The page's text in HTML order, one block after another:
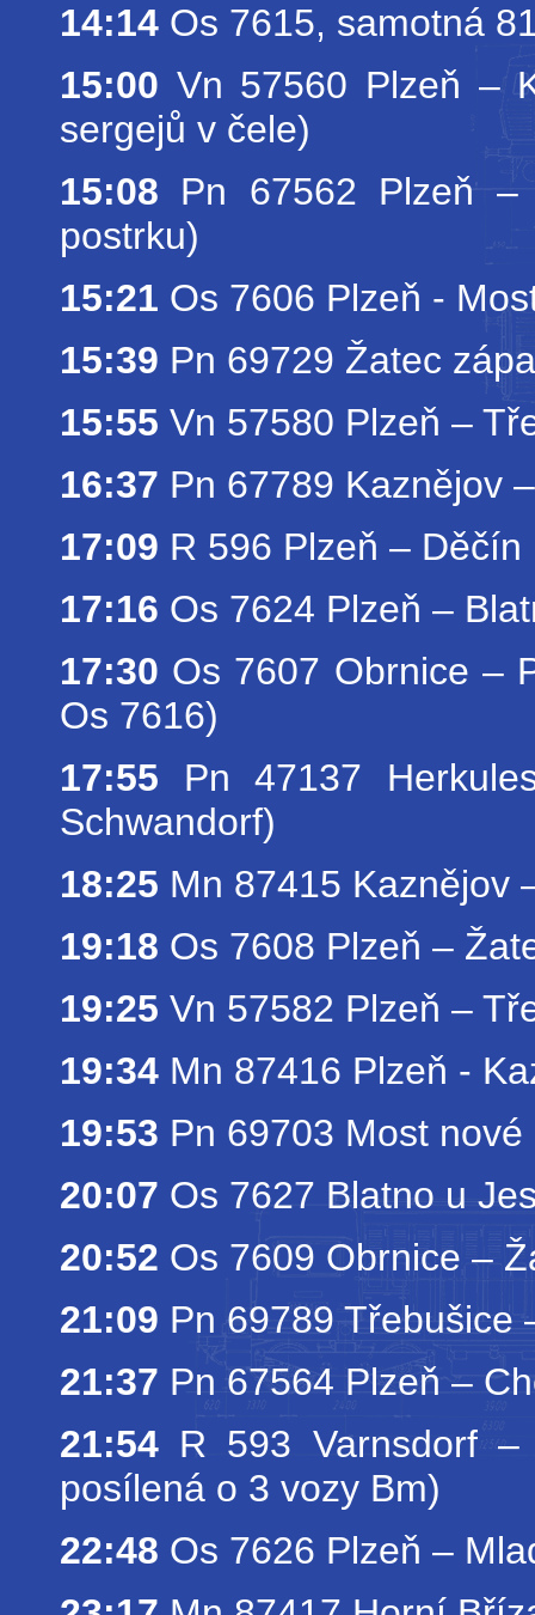
14:14 Os 7615, samotná
15:00 Vn 57560 Plzeň –
sergejů v čele)
15:08 Pn 67562 Plzeň –
postrku)
15:21 Os 7606 Plzeň -
15:39 Pn 69729 Žatec
15:55 Vn 57580 Plzeň –
16:37 Pn 67789 Kaznějov
17:09 R 596 Plzeň –
17:16 Os 7624 Plzeň –
17:30 Os 7607 Obrnice –
Os 7616)
17:55 Pn 47137
Schwandorf)
18:25 Mn 87415 Kaznějov
19:18 Os 7608 Plzeň –
19:25 Vn 57582 Plzeň –
19:34 Mn 87416 Plzeň -
19:53 Pn 69703 Most
20:07 Os 7627 Blatno u
20:52 Os 7609 Obrnice –
21:09 Pn 69789 Třebušice
21:37 Pn 67564 Plzeň –
21:54 R 593 Varnsdorf
posílená o 3 vozy Bm)
22:48 Os 7626 Plzeň –